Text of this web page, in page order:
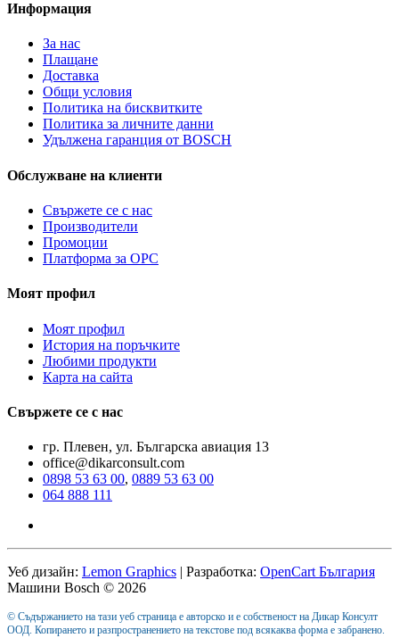
Информация
За нас
Плащане
Доставка
Общи условия
Политика на бисквитките
Политика за личните данни
Удължена гаранция от BOSCH
Обслужване на клиенти
Свържете се с нас
Производители
Промоции
Платформа за ОРС
Моят профил
Моят профил
История на поръчките
Любими продукти
Карта на сайта
Свържете се с нас
гр. Плевен, ул. Българска авиация 13
office@dikarconsult.com
0898 53 63 00, 0889 53 63 00
064 888 111
Уеб дизайн: Lemon Graphics | Разработка: OpenCart България
Машини Bosch © 2026
© Съдържанието на тази уеб страница е авторско и е собственост на Дикар Консулт
ООД. Копирането и разпространението на текстове под всякаква форма е забранено.